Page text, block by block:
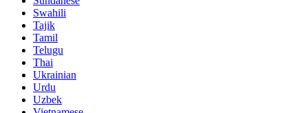
Swahili
Tajik
Tamil
Telugu
Thai
Ukrainian
Urdu
Uzbek